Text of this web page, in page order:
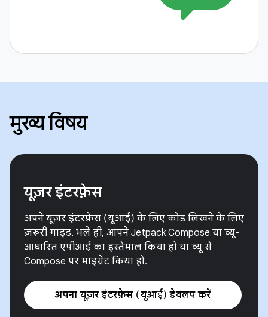
मुख्य विषय
यूज़र इंटरफ़ेस
अपने यूज़र इंटरफ़ेस (यूआई) के लिए कोड लिखने के लिए
ज़रूरी गाइड. भले ही, आपने Jetpack Compose या व्यू-
आधारित एपीआई का इस्तेमाल किया हो या व्यू से
Compose पर माइग्रेट किया हो.
अपना यूज़र इंटरफ़ेस (यूआई) डेवलप करें